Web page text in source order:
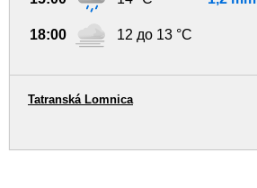
18:00 12 до 13 °C
Tatranská Lomnica